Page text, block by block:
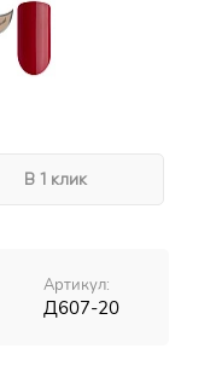
В 1 клик
Артикул:
Д607-20